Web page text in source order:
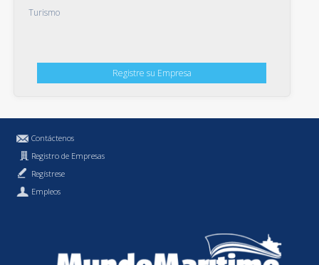
Turismo
Registre su Empresa
Contáctenos
Registro de Empresas
Regístrese
Empleos